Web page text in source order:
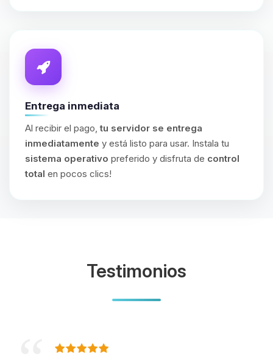
Entrega inmediata
Al recibir el pago,tu servidor se entrega
inmediatamente y está listo para usar. Instala tu
sistema operativo preferido y disfruta de control
total en pocos clics!
Testimonios